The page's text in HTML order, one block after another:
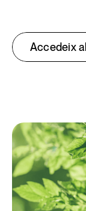
Accedeix